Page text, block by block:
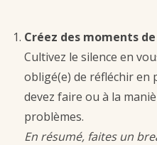
Créez des moments
Cultivez le silence en
obligé(e) de réfléchir en
devez faire ou à la
problèmes.
En résumé, faites un